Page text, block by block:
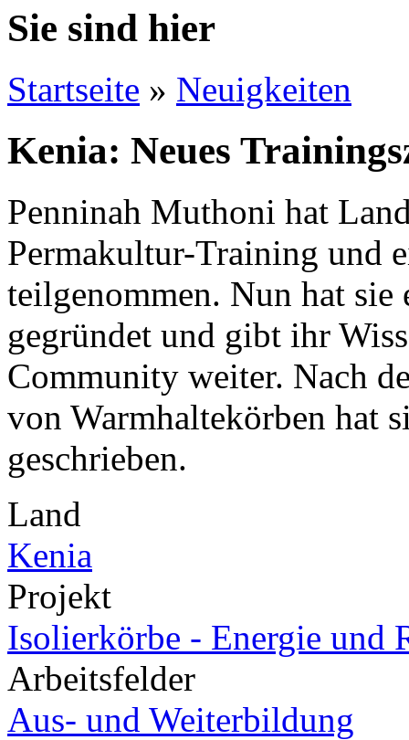
Sie sind hier
Startseite » Neuigkeiten
Kenia: Neues
Penninah Muthoni hat
Permakultur-Training und
teilgenommen. Nun hat sie
gegründet und gibt ihr
Community weiter. Nach
von Warmhaltekörben hat
geschrieben.
Land
Kenia
Projekt
Isolierkörbe - Energie und
Arbeitsfelder
Aus- und Weiterbildung